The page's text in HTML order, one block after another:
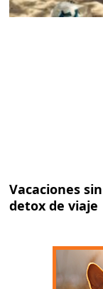
Vacaciones
detox de viaje